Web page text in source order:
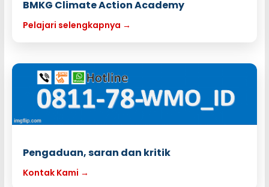
BMKG Climate Action Academy
Pelajari selengkapnya →
Pengaduan, saran dan kritik
Kontak Kami →